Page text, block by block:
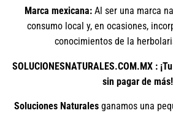
Marca mexicana:Al ser una marca
consumo local y, en ocasiones,
conocimientos de la
SOLUCIONESNATURALES.COM.MX :
sin pagar de más!
Soluciones Naturales ganamos una